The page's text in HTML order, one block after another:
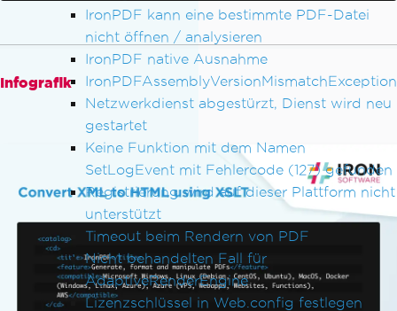
IronPDF kann eine bestimmte PDF-Datei
nicht öffnen / analysieren
IronPDF native Ausnahme
IronPDFAssemblyVersionMismatchException
Netzwerkdienst abgestürzt, Dienst wird neu
gestartet
Keine Funktion mit dem Namen
SetLogEvent mit Fehlercode (127) gefunden
Registrierung wird auf dieser Plattform nicht
unterstützt
Timeout beim Rendern von PDF
Nicht behandelten Fall für
AdaptiveRenderEngine
Lizenzschlüssel in Web.config festlegen
Infografik